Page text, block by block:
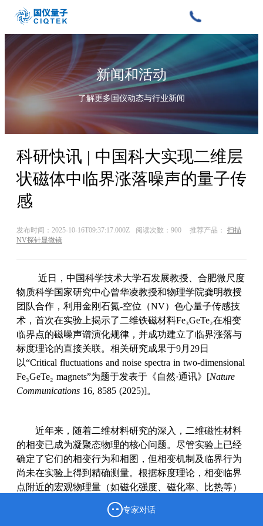
新闻和活动
了解更多国仪动态与行业新闻
科研快讯 | 中国科大实现二维层
状磁体中临界涨落噪声的量子传
感
发布时间：2025-10-16T09:37:17.000Z 阅读次数：900 推荐产品： 扫描
NV探针显微镜
近日，中国科学技术大学石发展教授、合肥微尺度
物质科学国家研究中心曾华凌教授和物理学院龚明教授
团队合作，利用金刚石氮-空位（NV）色心量子传感技
术，首次在实验上揭示了二维铁磁材料Fe₃GeTe₂在相变
临界点的磁噪声谱演化规律，并成功建立了临界涨落与
标度理论的直接关联。相关研究成果于9月29日
以“Critical fluctuations and noise spectra in two-dimensional
Fe₃GeTe₂ magnets”为题于发表于《自然·通讯》 [Nature
Communications 16, 8585 (2025)]。
近年来，随着二维材料研究的深入，二维磁性材料
的相变已成为凝聚态物理的核心问题。尽管实验上已经
确定了它们的相变行为和相图，但相变机制及临界行为
尚未在实验上得到精确测量。根据标度理论，相变临界
点附近的宏观物理量（如磁化强度、磁化率、比热等）
会出现临界行为，其本质源于自旋的时间关联和空间关
联效应，相应地，这些行为可以用临界指数描述。一般
专家对话